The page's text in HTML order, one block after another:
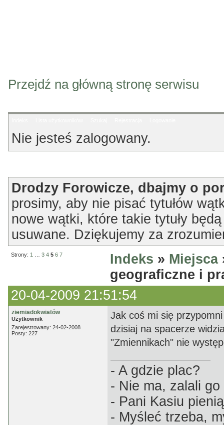
Przejdź na główną stronę serwisu
Nie jesteś zalogowany.
Drodzy Forowicze, dbajmy o
prosimy, aby nie pisać tytułów
nowe wątki, które takie tytuły
usuwane. Dziękujemy za
Strony: 1 3 4 5 6 7 Indeks » Miejsca
geograficzne i
20-04-2009 21:51:54
ziemiadokwiatów
Użytkownik
Zarejestrowany: 24-02-2008
Posty: 227
Jak coś mi się
dzisiaj na spacerze
"Zmiennikach" nie
- A gdzie plac?
- Nie ma, zalali
- Pani Kasiu
- Myśleć trzeba,